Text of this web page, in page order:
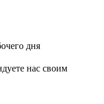
дня
нас своим